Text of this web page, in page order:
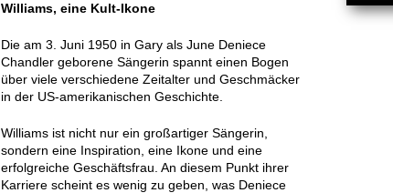
Williams, eine Kult-Ikone
Die am 3. Juni 1950 in Gary als June Deniece
Chandler geborene Sängerin spannt einen Bogen
über viele verschiedene Zeitalter und Geschmäcker
in der US-amerikanischen Geschichte.
Williams ist nicht nur ein großartiger Sängerin,
sondern eine Inspiration, eine Ikone und eine
erfolgreiche Geschäftsfrau. An diesem Punkt ihrer
Karriere scheint es wenig zu geben, was Deniece